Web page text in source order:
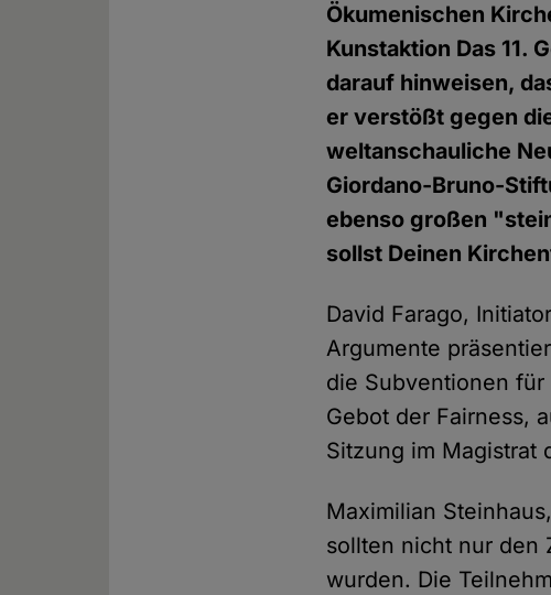
Ökumenischen
Kunstaktion Das 11.
darauf hinweisen,
er verstößt gegen
weltanschauliche
Giordano-Bruno-
ebenso großen
sollst Deinen
David Farago,
Argumente
die Subventionen
Gebot der Fairness,
Sitzung im Magistrat
Maximilian
sollten nicht nur den
wurden. Die